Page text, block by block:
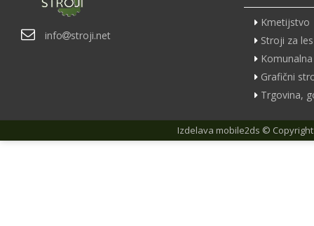
info stroji.net
Kmetijstvo
Stroji za les
Grafični
Trgovina,
Izdelava mobile2ds ©